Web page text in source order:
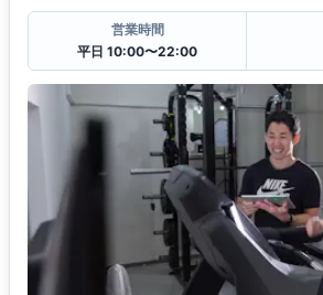
営業時間
平日 10:00〜22:00